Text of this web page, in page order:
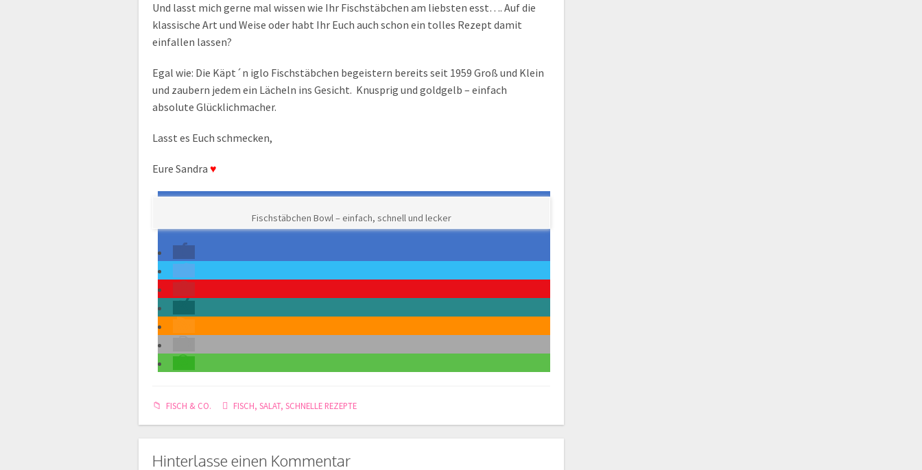
Und lasst mich gerne mal wissen wie Ihr Fischstäbchen am liebsten esst…. Auf die
klassische Art und Weise oder habt Ihr Euch auch schon ein tolles Rezept damit
einfallen lassen?
Egal wie: Die Käpt´n iglo Fischstäbchen begeistern bereits seit 1959 Groß und Klein
und zaubern jedem ein Lächeln ins Gesicht. Knusprig und goldgelb – einfach
absolute Glücklichmacher.
Lasst es Euch schmecken,
Eure Sandra ♥
Fischstäbchen Bowl – einfach, schnell und lecker
FISCH & CO. FISCH,SALAT,SCHNELLE REZEPTE
Hinterlasse einen Kommentar